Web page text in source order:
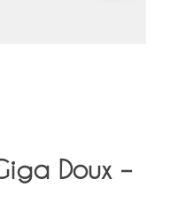
Doux –